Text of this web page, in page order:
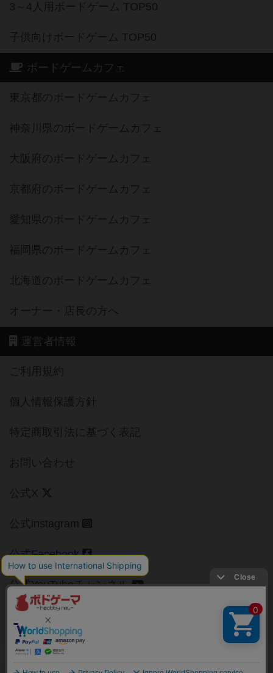
3～4人用ボードゲーム TOP50
子供向けボードゲーム TOP50
ボードゲームカフェ
東京都のボードゲームカフェ
神奈川県のボードゲームカフェ
大阪府のボードゲームカフェ
京都府のボードゲームカフェ
愛知県のボードゲームカフェ
福岡県のボードゲームカフェ
北海道のボードゲームカフェ
オーナー・店長の方へ
運営者情報
ご利用規約
個人情報保護方針
特定商取引法に基づく表記
お問い合わせ
公式X
公式instagram
公式Facebook
公式YouTubeチャンネル